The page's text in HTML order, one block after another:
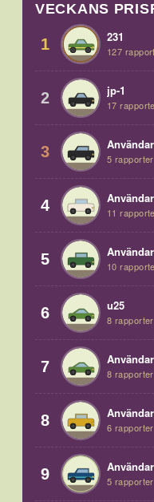
VECKANS
1 231
127
2 jp-1
17
3 5 rapporter
4 11
5 10
6 u25
8 rapporter
7 8 rapporter
8 6 rapporter
9 5 rapporter